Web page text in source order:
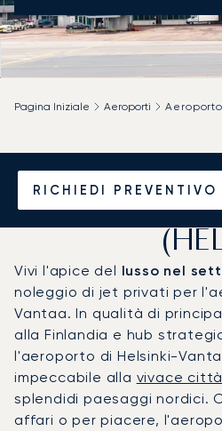
RICHIEDI PREVENTIVO
Pagina Iniziale Aeroporti
Noleggio jet
l'Aeroporto
Vivi l'apice del lusso nel
noleggio di jet privati per
Vantaa. In qualità di
alla Finlandia e hub
l'aeroporto di Helsinki-
impeccabile alla vivace
splendidi paesaggi nordici.
affari o per piacere,